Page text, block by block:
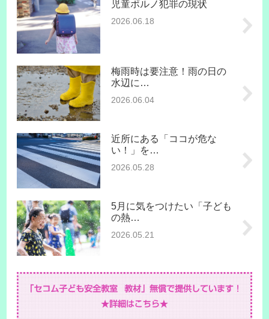
児童ポルノ犯罪の現状
2026.06.18
梅雨時は要注意！雨の日の
水辺に…
2026.06.04
近所にある「ココが危な
い！」を…
2026.05.28
5月に気をつけたい「子ども
の熱…
2026.05.21